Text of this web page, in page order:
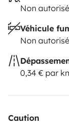
sont
accompagnera
Non autorisé
Véhicule
Non autorisé
0,34 € par
Caution